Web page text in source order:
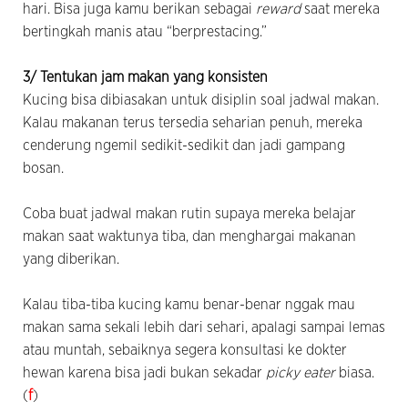
hari. Bisa juga kamu berikan sebagai rewardsaat mereka
bertingkah manis atau “berprestacing.”
3/ Tentukan jam makan yang konsisten
Kucing bisa dibiasakan untuk disiplin soal jadwal makan.
Kalau makanan terus tersedia seharian penuh, mereka
cenderung ngemil sedikit-sedikit dan jadi gampang
bosan.
Coba buat jadwal makan rutin supaya mereka belajar
makan saat waktunya tiba, dan menghargai makanan
yang diberikan.
Kalau tiba-tiba kucing kamu benar-benar nggak mau
makan sama sekali lebih dari sehari, apalagi sampai lemas
atau muntah, sebaiknya segera konsultasi ke dokter
hewan karena bisa jadi bukan sekadar picky eaterbiasa.
(f)